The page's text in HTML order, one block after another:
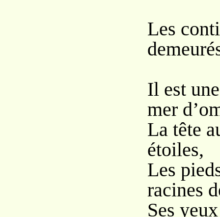
Les
Il est
mer
La tête
étoiles,
Les
racines
Ses